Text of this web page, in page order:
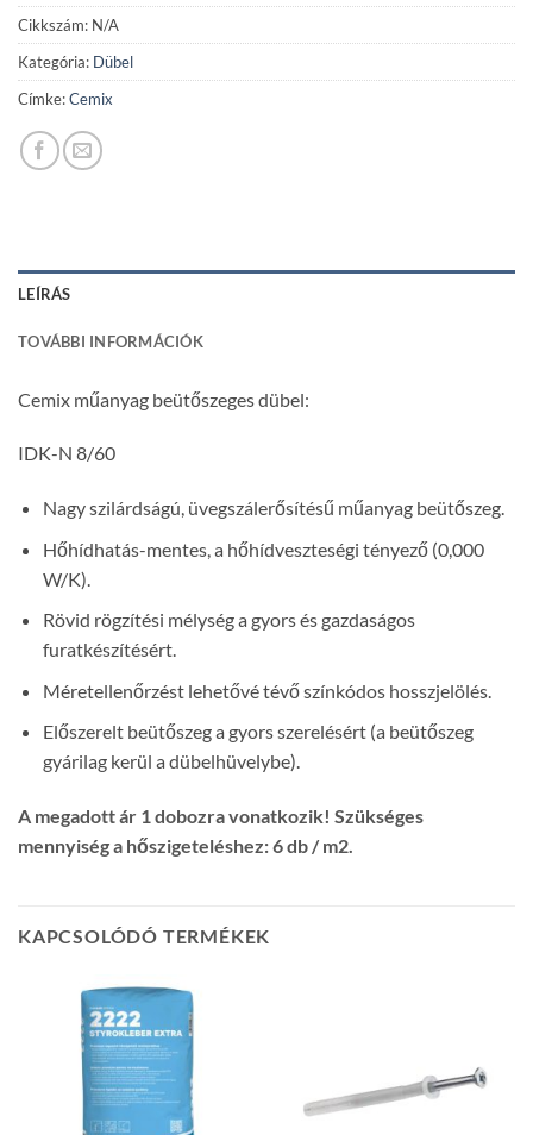
Cikkszám: N/A
Kategória: Dübel
Címke:Cemix
LEÍRÁS
TOVÁBBI INFORMÁCIÓK
Cemix műanyag beütőszeges dübel:
IDK-N 8/60
Nagy szilárdságú, üvegszálerősítésű műanyag beütőszeg.
Hőhídhatás-mentes, a hőhídveszteségi tényező (0,000
W/K).
Rövid rögzítési mélység a gyors és gazdaságos
furatkészítésért.
Méretellenőrzést lehetővé tévő színkódos hosszjelölés.
Előszerelt beütőszeg a gyors szerelésért (a beütőszeg
gyárilag kerül a dübelhüvelybe).
A megadott ár 1 dobozra vonatkozik! Szükséges
mennyiség a hőszigeteléshez: 6 db / m2.
KAPCSOLÓDÓ TERMÉKEK